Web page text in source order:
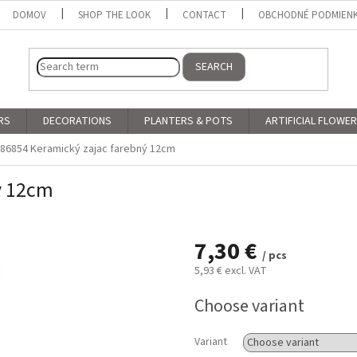
DOMOV SHOP THE LOOK CONTACT OBCHODNÉ
SEARCH
DECORATIONS PLANTERS & POTS ARTIFICIAL
Keramický zajac farebný 12cm
7,30 € / pcs
5,93 € excl. VAT
price:
Choose variant
Variant